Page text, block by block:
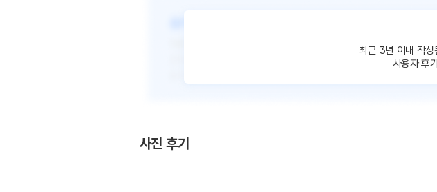
최근 3년 이내 작성
사용자 후
사진 후기